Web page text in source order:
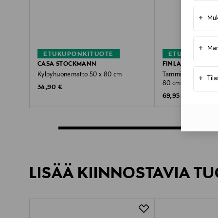
+
+
+
ETUKUPONKITUOTE
CASA STOCKMANN
Kylpyhuonematto 50 x 80 cm
Original Price
34,90 €
FINLAYSON
Tamminiemi-
80 cm
Original Price
69,95 €
LISÄÄ KIINNOSTAVIA